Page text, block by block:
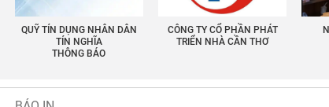
QUỸ TÍN DỤNG NHÂN DÂN
TÍN NGHĨA
THÔNG BÁO
CÔNG TY CỔ PHẦN PHÁT
TRIỂN NHÀ CẦN THƠ